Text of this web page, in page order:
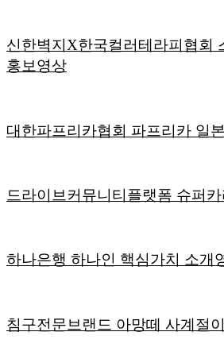
신한벽지X한국컬러테라피협회
홍보영상
대한파프리카협회 파프리카 일
드라이브커뮤니티플랫폼 슈퍼
하나은행 하나인 핵심가치 소개
침구전문브랜드 아망떼 사계절